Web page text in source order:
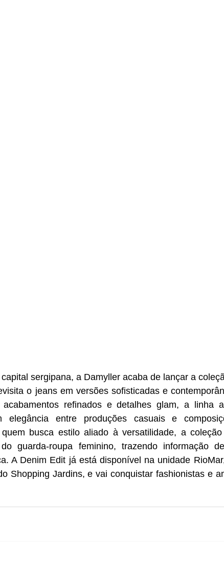
sergipana, a Damyller acaba de lançar a
o jeans em versões sofisticadas e
acabamentos refinados e detalhes glam, a linha
elegância entre produções casuais e
busca estilo aliado à versatilidade, a
guarda-roupa feminino, trazendo informação
A Denim Edit já está disponível na unidade
Shopping Jardins, e vai conquistar fashionistas e